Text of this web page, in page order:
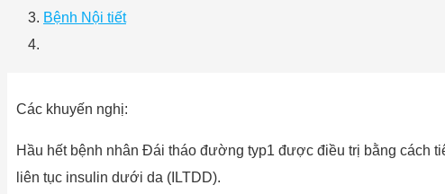
Bệnh Nội tiết
Các khuyến nghị:
Hầu hết bệnh nhân Đái tháo đường typ1 được điều trị bằng cách
liên tục insulin dưới da (ILTDD).